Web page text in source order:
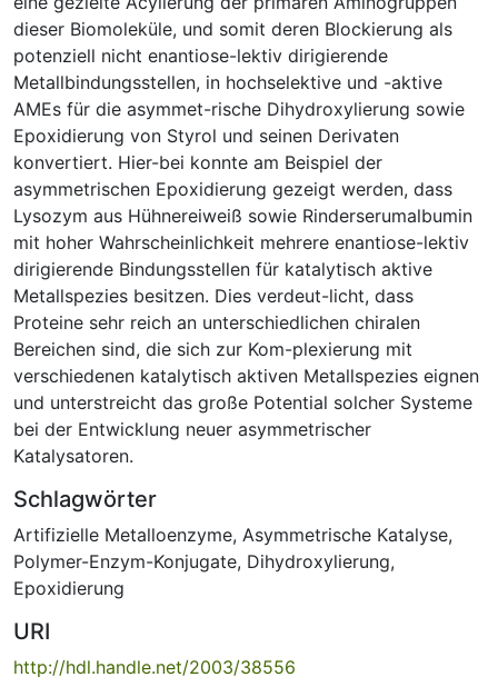
dieser Biomoleküle, und somit deren Blockierung als
potenziell nicht enantiose-lektiv dirigierende
Metallbindungsstellen, in hochselektive und -aktive
AMEs für die asymmet-rische Dihydroxylierung sowie
Epoxidierung von Styrol und seinen Derivaten
konvertiert. Hier-bei konnte am Beispiel der
asymmetrischen Epoxidierung gezeigt werden, dass
Lysozym aus Hühnereiweiß sowie Rinderserumalbumin
mit hoher Wahrscheinlichkeit mehrere enantiose-lektiv
dirigierende Bindungsstellen für katalytisch aktive
Metallspezies besitzen. Dies verdeut-licht, dass
Proteine sehr reich an unterschiedlichen chiralen
Bereichen sind, die sich zur Kom-plexierung mit
verschiedenen katalytisch aktiven Metallspezies eignen
und unterstreicht das große Potential solcher Systeme
bei der Entwicklung neuer asymmetrischer
Katalysatoren.
Schlagwörter
Artifizielle Metalloenzyme, Asymmetrische Katalyse,
Polymer-Enzym-Konjugate, Dihydroxylierung,
Epoxidierung
URI
http://hdl.handle.net/2003/38556